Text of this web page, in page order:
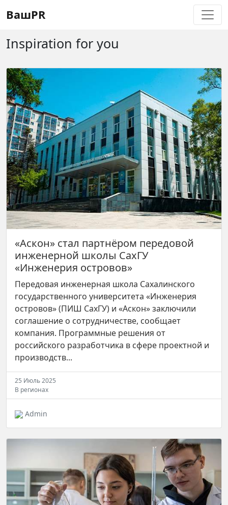
Регистрация
ВашPR
Inspiration for you
«Аскон» стал партнёром передовой
инженерной школы СахГУ
«Инженерия островов»
Передовая инженерная школа Сахалинского
государственного университета «Инженерия
островов» (ПИШ СахГУ) и «Аскон» заключили
соглашение о сотрудничестве, сообщает
компания. Программные решения от
российского разработчика в сфере проектной и
производств...
25 Июль 2025
В регионах
Admin